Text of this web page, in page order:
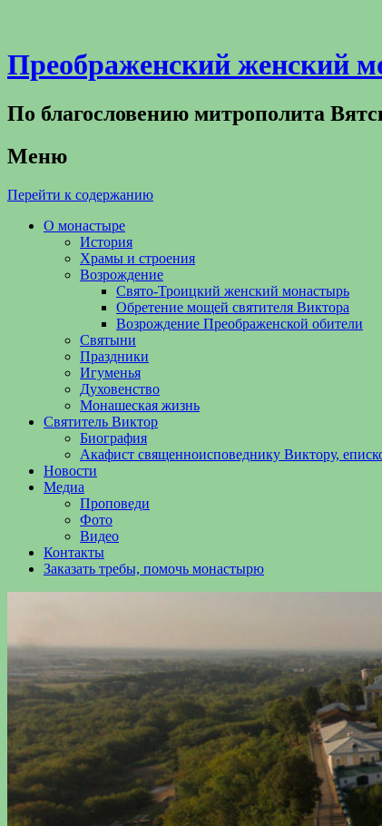
Преображенский женский
По благословению митрополита
Меню
Перейти к содержанию
О монастыре
История
Храмы и строения
Возрождение
Свято-Троицкий женский монастырь
Обретение мощей святителя Виктора
Возрождение Преображенской обители
Святыни
Праздники
Игуменья
Духовенство
Монашеская жизнь
Святитель Виктор
Биография
Акафист священноисповеднику Виктору,
Новости
Медиа
Проповеди
Фото
Видео
Контакты
Заказать требы, помочь монастырю